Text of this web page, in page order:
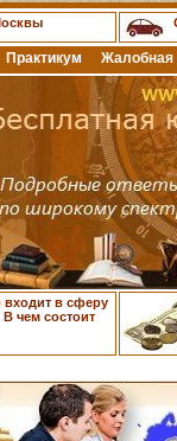
Практикум Жалобная
входит в сферу
чем состоит